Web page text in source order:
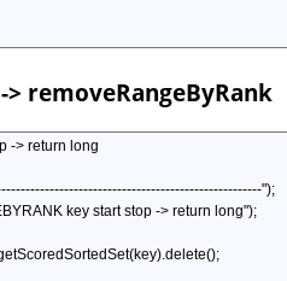
-> removeRangeByRank